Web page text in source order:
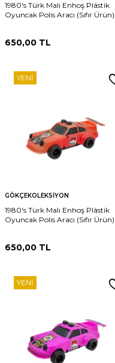
1980's Türk Malı Enhoş Plâstik
Oyuncak Polis Aracı (Sıfır Ürün)
650,00 TL
YENI
GÖKÇEKOLEKSIYON
1980's Türk Malı Enhoş Plâstik
Oyuncak Polis Aracı (Sıfır Ürün)
650,00 TL
YENI